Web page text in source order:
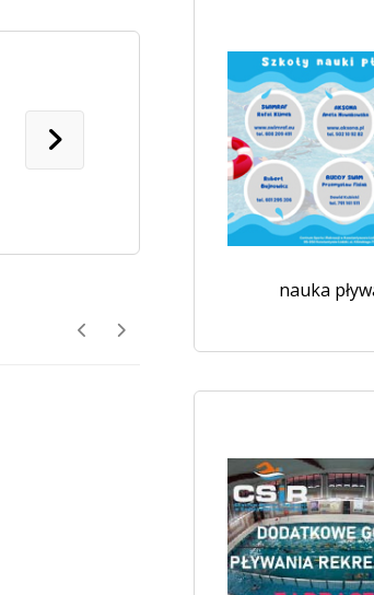
nauka